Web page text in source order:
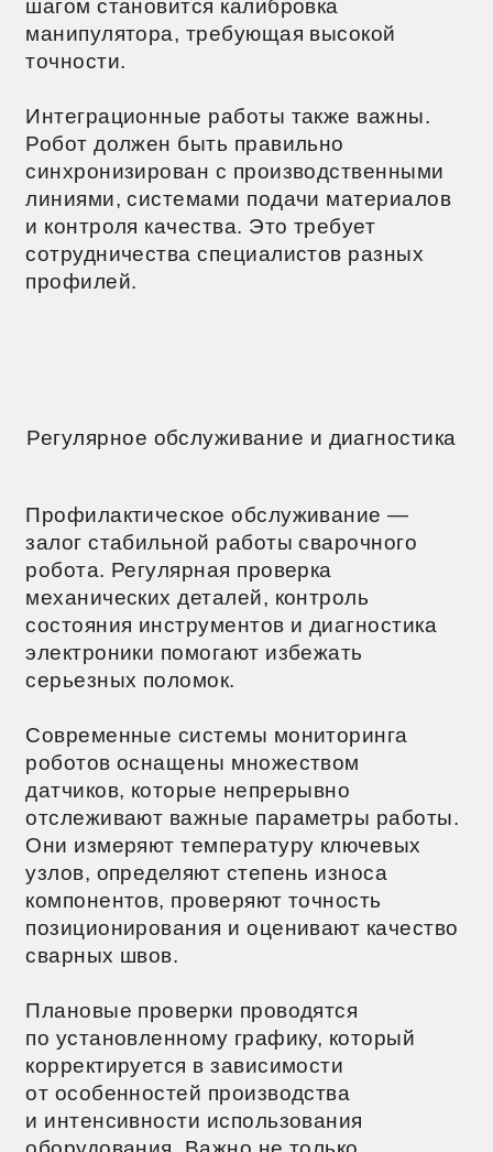
помогают поддерживать высокий уровень
квалификации.
и подготовка персонала — основа
успешной работы сварочных роботов.
При соблюдении всех рекомендаций
оборудование долгие годы будет
обеспечивать высокую
производительность и качество сварки.
ЧАСТО
ВОПРОСЫ (FAQ)
Оставаясь на нашем сайте,
вы соглашаетесь с использованием
файлов cookie.Политика
использования файлов Cookies
ПРИНЯТЬ ВСЁ
НАСТРОИТЬ COOKIE